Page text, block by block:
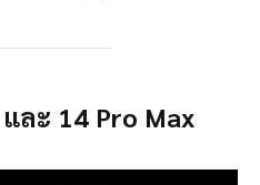
ละ 14 Pro Max